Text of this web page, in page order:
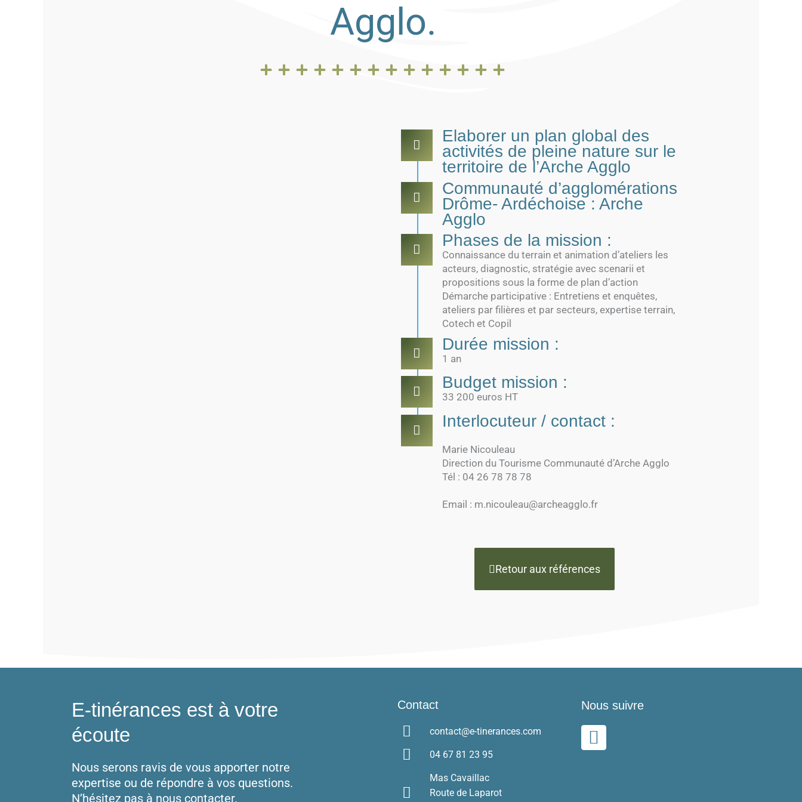
Agglo.
Elaborer un plan global des
activités de pleine nature sur le
territoire de l’Arche Agglo
Communauté d’agglomérations
Drôme- Ardéchoise : Arche
Agglo
Phases de la mission :
Connaissance du terrain et animation d’ateliers les
acteurs, diagnostic, stratégie avec scenarii et
propositions sous la forme de plan d’action
Démarche participative : Entretiens et enquêtes,
ateliers par filières et par secteurs, expertise terrain,
Cotech et Copil
Durée mission :
1 an
Budget mission :
33 200 euros HT
Interlocuteur / contact :
Marie Nicouleau
Direction du Tourisme Communauté d’Arche Agglo
Tél : 04 26 78 78 78
Email : m.nicouleau@archeagglo.fr
Retour aux références
E-tinérances est à votre
écoute
Nous serons ravis de vous apporter notre
expertise ou de répondre à vos questions.
N’hésitez pas à nous contacter.
Contact
contact@e-tinerances.com
04 67 81 23 95
Mas Cavaillac
Route de Laparot
Nous suivre
L
i